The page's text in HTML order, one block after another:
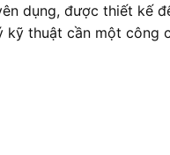
dụng, được thiết
thuật cần một công